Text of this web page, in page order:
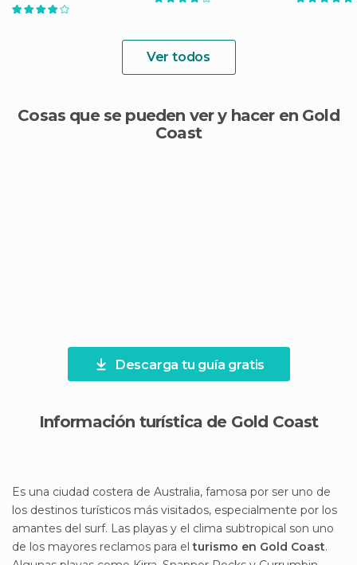
Ver todos
Cosas que se pueden ver y hacer en Gold
Coast
Descarga tu guía gratis
Información turística de Gold Coast
Es una ciudad costera de Australia, famosa por ser uno de
los destinos turísticos más visitados, especialmente por los
amantes del surf. Las playas y el clima subtropical son uno
de los mayores reclamos para elturismo en Gold Coast.